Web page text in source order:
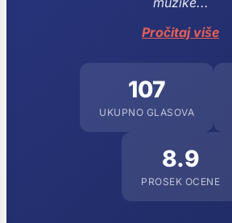
Pročitaj više
107
UKUPNO GLASOVA
8.9
PROSEK OCENE